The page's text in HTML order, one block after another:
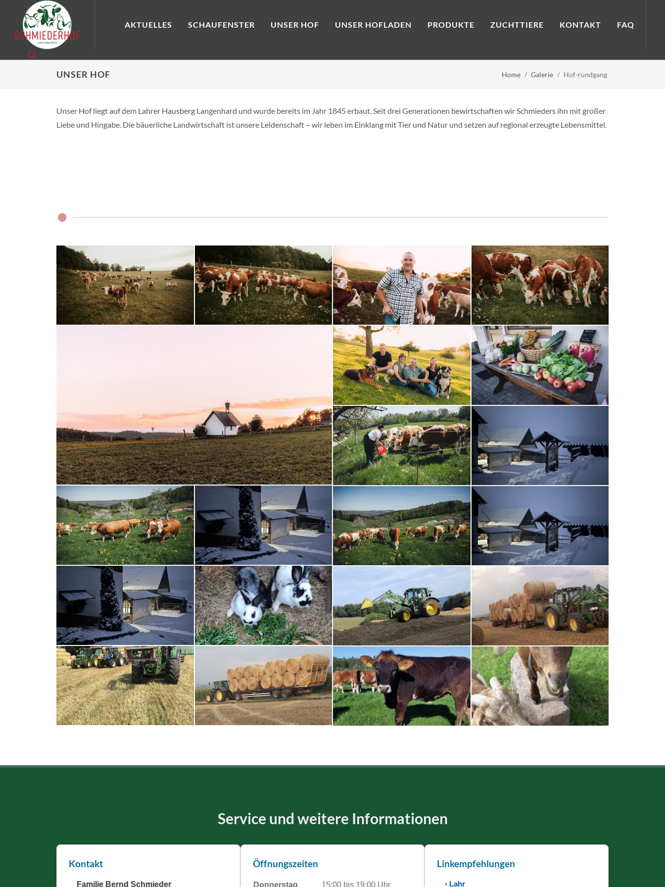
AKTUELLES SCHAUFENSTER UNSER HOF UNSER HOFLADEN PRODUKTE ZUCHTTIERE KONTAKT FAQ
UNSER HOF Home Galerie Hof-rundgang
Unser Hof liegt auf dem Lahrer Hausberg Langenhard und wurde bereits im Jahr 1845 erbaut. Seit drei Generationen bewirtschaften wir Schmieders ihn mit großer
Liebe und Hingabe. Die bäuerliche Landwirtschaft ist unsere Leidenschaft – wir leben im Einklang mit Tier und Natur und setzen auf regional erzeugte Lebensmittel.
Service und weitere Informationen
Kontakt
Familie Bernd Schmieder
Öffnungszeiten
Donnerstag 15:00 bis 19:00 Uhr
Linkempfehlungen
› Lahr